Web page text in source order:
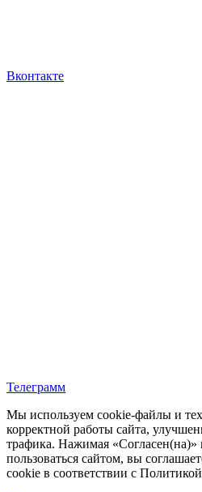
Вконтакте
Телеграмм
Мы используем cookie‑файлы и
корректной работы сайта,
трафика. Нажимая «Согласен(на)»
пользоваться сайтом, вы
cookie в соответствии с